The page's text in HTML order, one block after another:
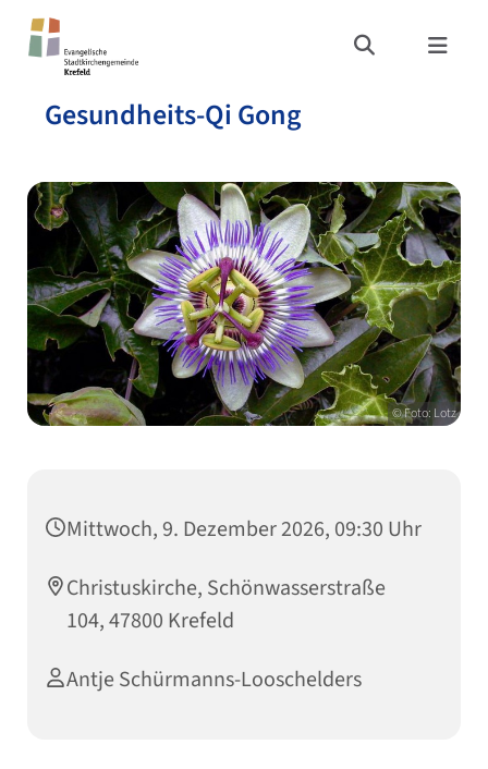
Gesundheits-Qi Gong
© Foto: Lotz
Mittwoch, 9. Dezember 2026, 09:30 Uhr
Christuskirche, Schönwasserstraße
104, 47800 Krefeld
Antje Schürmanns-Looschelders